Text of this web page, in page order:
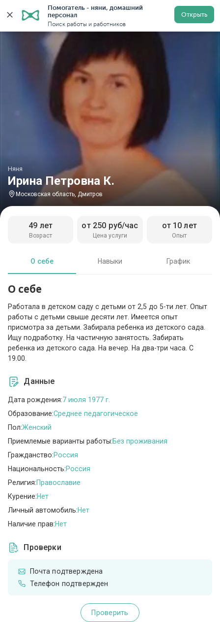
Помогатель - няни, домашний
персонал
Поиск работы и работников
Открыть
Главная Няни Няни в Московской области Няни
Ирина Петровна К.
Няня
Московская область, Дмитров
Возраст
49 лет
Цена услуги
от 250 руб/час
Опыт
от 10 лет
О себе Навыки График
О себе
Работала в детском саду с детьми от 2,5 до 5-ти лет. Опыт
работы с детьми свыше десяти лет. Имеется опыт
присмотра за детьми. Забирала ребенка из детского сада.
Ищу подработку. На частичную занятость. Забирать
ребенка из детского сада. На вечер. На два-три часа. С
19.00.
Данные
Дата рождения:7 июля 1977 г.
Образование:Среднее педагогическое
Пол:Женский
Приемлемые варианты работы:Без проживания
Гражданство:Россия
Национальность:Россия
Религия:Православие
Курение:Нет
Личный автомобиль:Нет
Наличие прав:Нет
Проверки
Почта подтверждена
Телефон подтвержден
Проверить